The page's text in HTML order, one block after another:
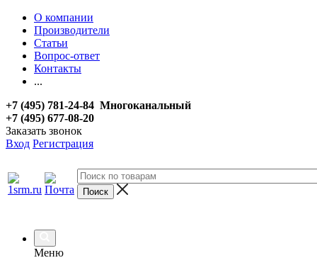
О компании
Производители
Статьи
Вопрос-ответ
Контакты
...
+7 (495) 781-24-84 Многоканальный
+7 (495) 677-08-20
Заказать звонок
Вход Регистрация
Меню